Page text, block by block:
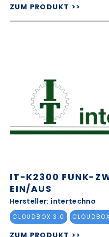
ZUM PRODUKT >>
IT-K2300 FUNK-
EIN/AUS
Hersteller: intertechno
CLOUDBOX 3.0
ZUM PRODUKT >>